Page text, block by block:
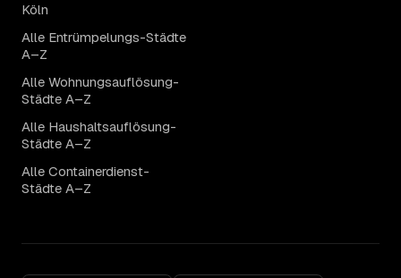
Köln
Alle Entrümpelungs-Städte
A–Z
Alle Wohnungsauflösung-
Städte A–Z
Alle Haushaltsauflösung-
Städte A–Z
Alle Containerdienst-
Städte A–Z